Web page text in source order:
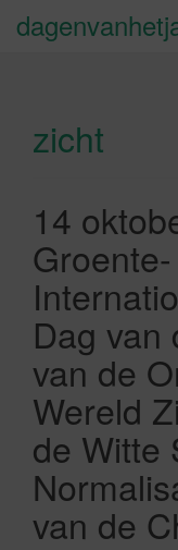
zicht
14
Dag van
van de
Wereld
de Witte
van de